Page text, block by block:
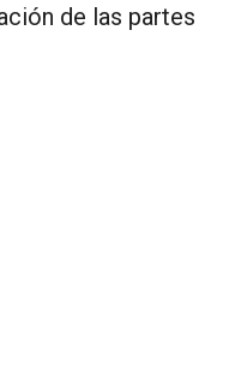
de las partes